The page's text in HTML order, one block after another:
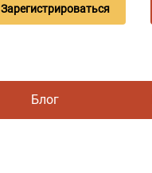
Зарегистрироваться
Блог